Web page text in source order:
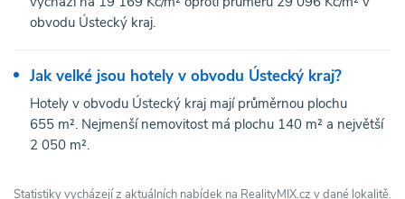
obvodu Ústecký kraj.
Jak velké jsou hotely v obvodu Ústecký kraj?
Hotely v obvodu Ústecký kraj mají průměrnou plochu
655 m². Nejmenší nemovitost má plochu 140 m² a největší
2 050 m².
Statistiky vycházejí z aktuálních nabídek na RealityMIX.cz v dané lokalitě.